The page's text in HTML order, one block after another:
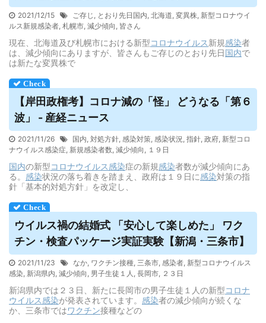
2021/12/15 ご存じ , とおり先日国内, 北海道, 変異株, 新型コロナウイ
ルス新規感染者, 札幌市, 減少傾向 , 皆さん
現在、北海道及び札幌市における新型コロナウイルス新規感染者
は、減少傾向にありますが、皆さんもご存じのとおり先日国内で
は新たな変異株で
【岸田政権考】コロナ減の「怪」 どうなる「第６
波」 - 産経ニュース
2021/11/26 国内, 対処方針, 感染対策, 感染状況, 指針, 政府, 新型コロ
ナウイルス感染症, 新規感染者数, 減少傾向 , １９日
国内の新型コロナウイルス感染症の新規感染者数が減少傾向にあ
る。 感染状況の落ち着きを踏まえ、政府は１９日に感染対策の指
針「基本的対処方針」を改定し、
ウイルス禍の結婚式 「安心して楽しめた」 ワク
チン・検査パッケージ実証実験【新潟・三条市】
2021/11/23 なか, ワクチン接種, 三条市, 感染者, 新型コロナウイルス
感染, 新潟県内, 減少傾向 , 男子生徒１人 , 長岡市, ２３日
新潟県内では２３日、新たに長岡市の男子生徒１人の新型コロナ
ウイルス感染が発表されています。 感染者の減少傾向が続くな
か、三条市ではワクチン接種などの